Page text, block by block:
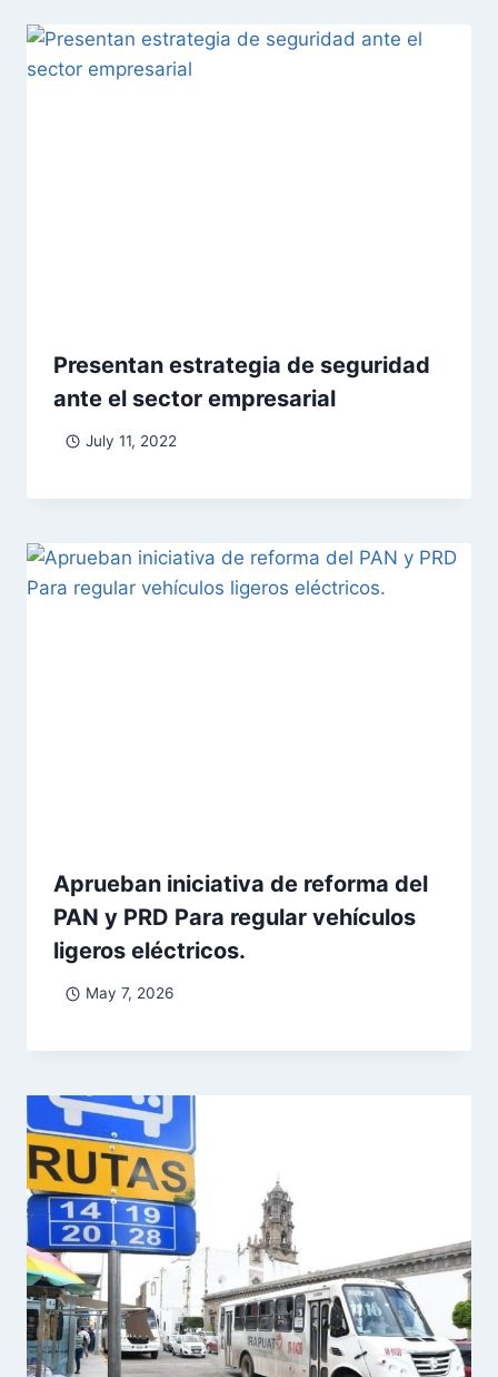
Presentan estrategia de seguridad
ante el sector empresarial
July 11, 2022
Aprueban iniciativa de reforma del
PAN y PRD Para regular vehículos
ligeros eléctricos.
May 7, 2026